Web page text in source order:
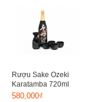
Rượu Sake Ozeki
Karatamba 720ml
580,000₫